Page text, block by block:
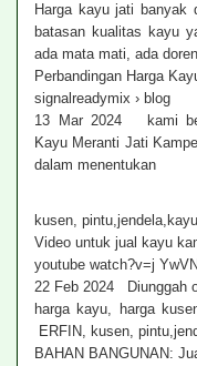
Harga kayu jati banyak
batasan kualitas kayu
ada mata mati, ada
Perbandingan Harga
signalreadymix › blog
13 Mar 2024 kami
Kayu Meranti Jati
dalam menentukan
kusen,
Video untuk jual kayu
youtube watch?v=j
22 Feb 2024 Diunggah
harga kayu, harga
ERFIN, kusen,
BAHAN BANGUNAN: